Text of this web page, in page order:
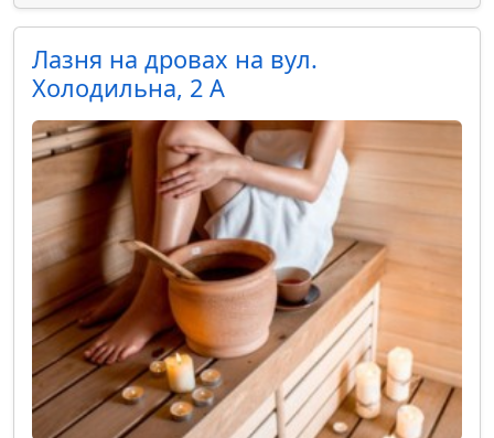
Лазня на дровах на вул.
Холодильна, 2 А